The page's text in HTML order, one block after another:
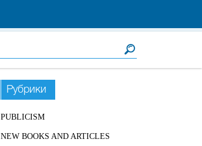
Рубрики
PUBLICISM
NEW BOOKS AND ARTICLES